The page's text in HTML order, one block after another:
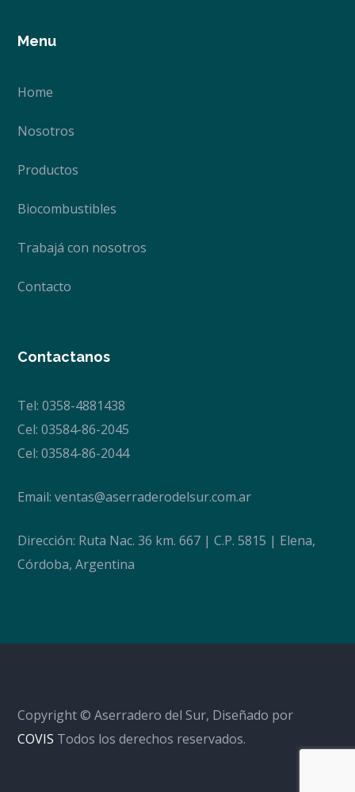
Menu
Home
Nosotros
Productos
Biocombustibles
Trabajá con nosotros
Contacto
Contactanos
Tel: 0358-4881438
Cel: 03584-86-2045
Cel: 03584-86-2044
Email:ventas@aserraderodelsur.com.ar
Dirección: Ruta Nac. 36 km. 667 | C.P. 5815 | Elena,
Córdoba, Argentina
Copyright © Aserradero del Sur, Diseñado por
COVIS Todos los derechos reservados.